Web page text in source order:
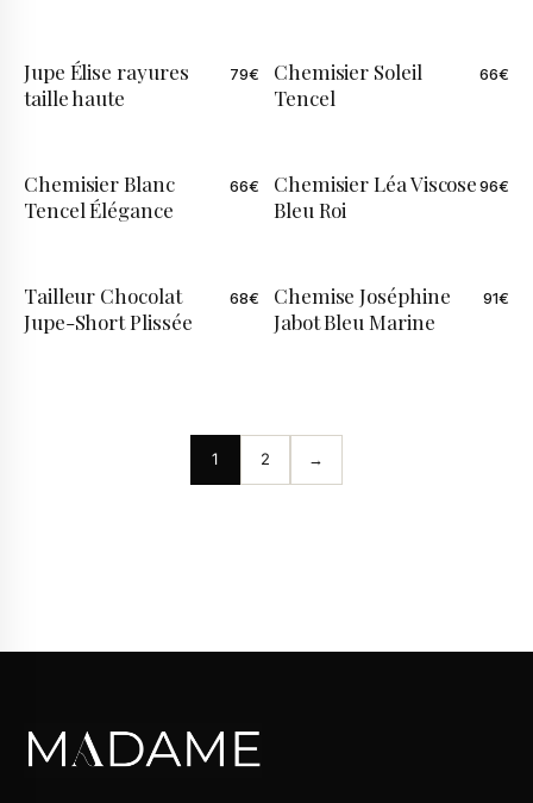
ÉDITION LIMITÉE
Jupe Élise rayures
taille haute
79€
Chemisier Soleil
Tencel
66€
ÉDITION LIMITÉE
Chemisier Blanc
Tencel Élégance
66€
Chemisier Léa Viscose
Bleu Roi
96€
Tailleur Chocolat
Jupe-Short Plissée
68€
Chemise Joséphine
Jabot Bleu Marine
91€
1 2 →